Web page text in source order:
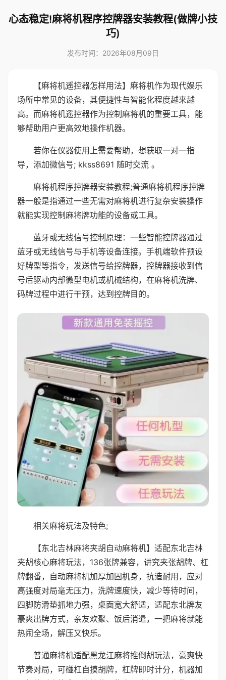
心态稳定!麻将机程序控牌器安装教程(做牌小技
巧)
发布时间：2026年08月09日
【麻将机遥控器怎样用法】麻将机作为现代娱乐
场所中常见的设备，其便捷性与智能化程度越来越
高。而麻将机遥控器作为控制麻将机的重要工具，能
够帮助用户更高效地操作机器。
若你在仪器使用上需要帮助，想获取一对一指
导，添加微信号; kkss8691 随时交流 。
麻将机程序控牌器安装教程;普通麻将机程序控牌
器一般是指通过一些无需对麻将机进行复杂安装操作
就能实现控制麻将牌功能的设备或工具。
蓝牙或无线信号控制原理：一些智能控牌器通过
蓝牙或无线信号与手机等设备连接。手机端软件预设
好牌型等指令，发送信号给控牌器，控牌器接收到信
号后驱动内部微型电机或机械结构，在麻将机洗牌、
码牌过程中进行干预，达到控牌目的。
相关麻将玩法及特色;
【东北吉林麻将夹胡自动麻将机】适配东北吉林
夹胡核心麻将玩法，136张牌兼容，讲究夹张胡牌、杠
牌翻番，自动麻将机加厚加固机身，抗造耐用，应对
高强度对局毫无压力，洗牌速度快，减少等待时间，
四脚防滑垫抓地力强，桌面宽大舒适，适配东北牌友
豪爽出牌方式，亲友欢聚、饭后消遣，一把麻将就能
热闹全场，解压又快乐。
普通麻将机适配黑龙江麻将推倒胡玩法，豪爽快
节奏对局，可碰杠自摸胡牌，杠牌即时计分，机器加